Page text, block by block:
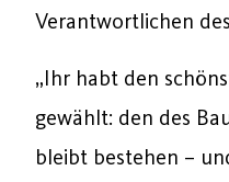
Verantwortlichen
„Ihr habt den
gewählt: den des
bleibt bestehen –